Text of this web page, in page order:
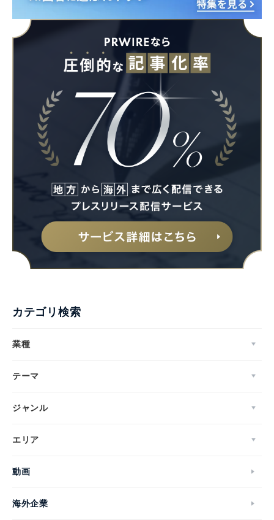
カテゴリ検索
業種
テーマ
ジャンル
エリア
動画
海外企業